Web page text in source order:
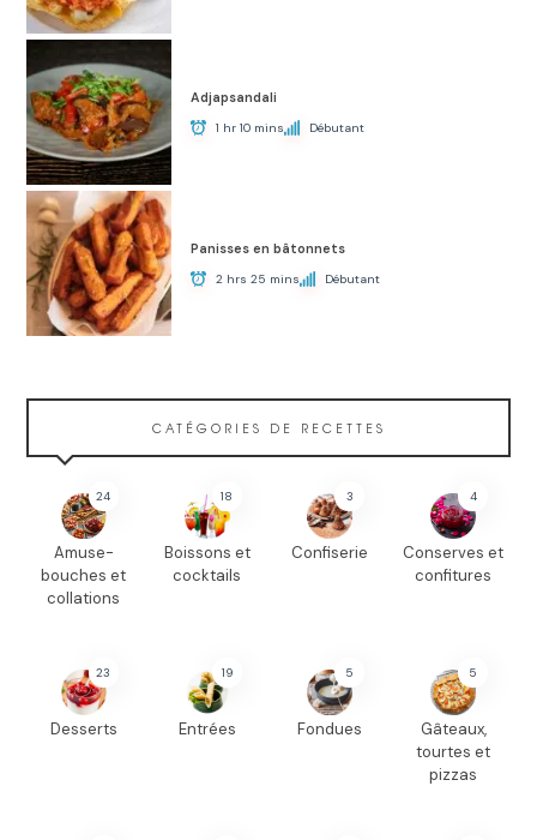
Adjapsandali
1 hr 10 mins Débutant
Panisses en bâtonnets
2 hrs 25 mins Débutant
CATÉGORIES DE RECETTES
24
Amuse-
bouches et
collations
18
Boissons et
cocktails
3
Confiserie
4
Conserves et
confitures
23
Desserts
19
Entrées
5
Fondues
5
Gâteaux,
tourtes et
pizzas